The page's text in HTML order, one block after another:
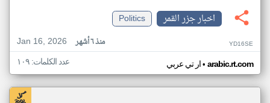
اخبار جزر القمر
Politics
Jan 16, 2026
منذ ٦ أشهر YD16SE
ار تي عربي• arabic.rt.com عدد الكلمات: ١٠٩